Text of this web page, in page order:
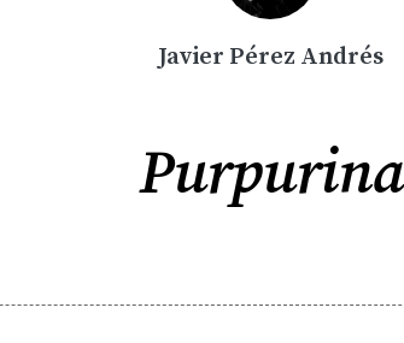
Javier Pérez Andrés
Purpurina